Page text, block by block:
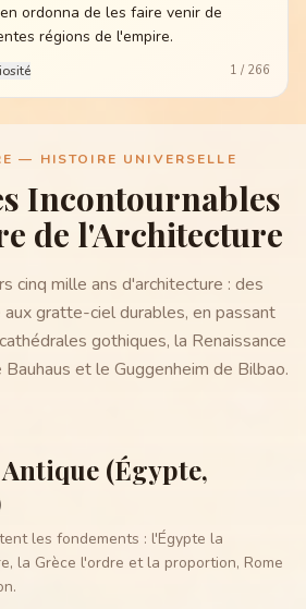
ordonna de les faire venir de
régions de l'empire.
1 / 266
— HISTOIRE UNIVERSELLE
Incontournables
de l'Architecture
cinq mille ans d'architecture : des
gratte-ciel durables, en passant
gothiques, la Renaissance
et le Guggenheim de Bilbao.
(Égypte,
les fondements : l'Égypte la
la Grèce l'ordre et la proportion, Rome